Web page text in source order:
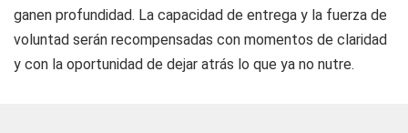
ganen profundidad. La capacidad de entrega y la fuerza de
voluntad serán recompensadas con momentos de claridad
y con la oportunidad de dejar atrás lo que ya no nutre.